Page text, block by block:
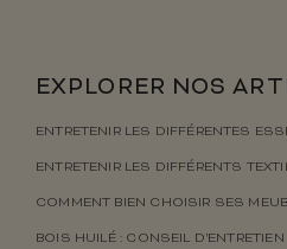
EXPLORER NOS
ENTRETENIR LES DIFFÉRENTES
ENTRETENIR LES DIFFÉRENTS
COMMENT BIEN CHOISIR SES
BOIS HUILÉ : CONSEIL D’ENTRETIEN